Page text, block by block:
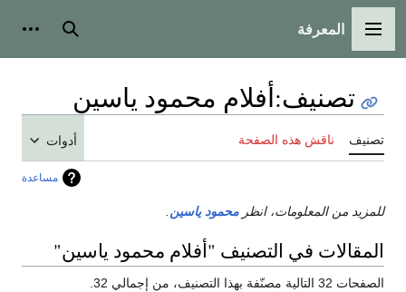
القائمة الرئيسية
المعرفة بحث
تصنيف:أفلام محمود ياسين
تصنيف ناقش هذه الصفحة أدوات
مساعدة
للمزيد من المعلومات، انظرمحمود ياسين
المقالات في التصنيف "أفلام محمود ياسين"
الصفحات 32 التالية مصنّفة بهذا التصنيف، من إجمالي 32.